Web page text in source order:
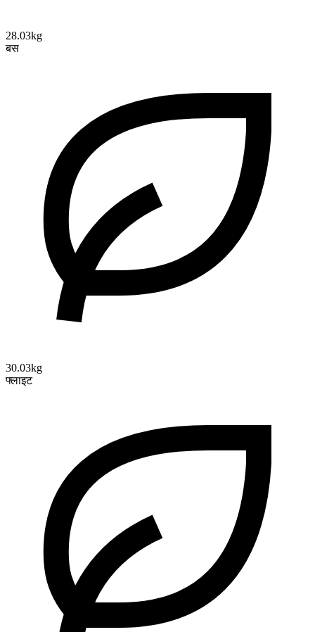
28.03kg
बस
30.03kg
फ्लाइट